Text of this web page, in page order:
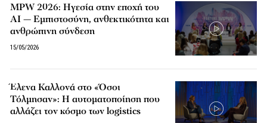
MPW 2026: Ηγεσία στην εποχή του
AI — Εμπιστοσύνη, ανθεκτικότητα και
ανθρώπινη σύνδεση
15/05/2026
Έλενα Καλλονά στο «Όσοι
Τόλμησαν»: Η αυτοματοποίηση που
αλλάζει τον κόσμο των logistics